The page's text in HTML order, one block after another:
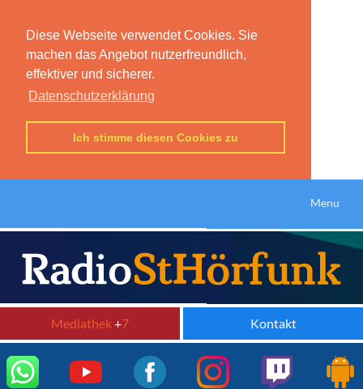
Diese Webseite verwendet Cookies. Sie
machen das Angebot nutzerfreundlich,
effektiver und sicherer.
Datenschutzerklärung
Ich stimme diesen Cookies zu
Menu
Mediathek+7 Kontakt